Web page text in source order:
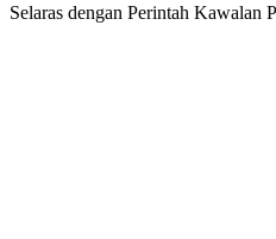
Selaras dengan Perintah Kawalan